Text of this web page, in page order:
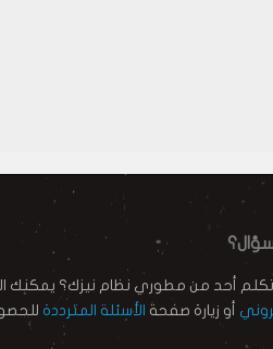
تكلم أحد من مطوري نظام نيزك؟ يمكنك
أو زيارة صفحة الأسئلة المترددة